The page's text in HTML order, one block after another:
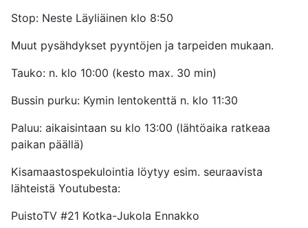
Stop: Neste Läyliäinen klo 8:50
Muut pysähdykset pyyntöjen ja tarpeiden mukaan.
Tauko: n. klo 10:00 (kesto max. 30 min)
Bussin purku: Kymin lentokenttä n. klo 11:30
Paluu: aikaisintaan su klo 13:00 (lähtöaika ratkeaa
paikan päällä)
Kisamaastospekulointia löytyy esim. seuraavista
lähteistä Youtubesta:
PuistoTV #21 Kotka-Jukola Ennakko